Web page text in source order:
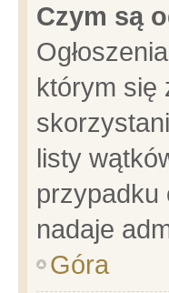
Czym są
którym się
listy
przypadku
nadaje
Góra